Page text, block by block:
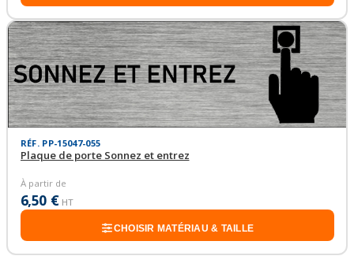
RÉF. PP-15047-055
Plaque de porte Sonnez et entrez
À partir de
6,50 € HT
CHOISIR MATÉRIAU & TAILLE